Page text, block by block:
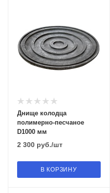
Днище колодца
полимерно-песчаное
D1000 мм
2 300 руб./шт
В КОРЗИНУ